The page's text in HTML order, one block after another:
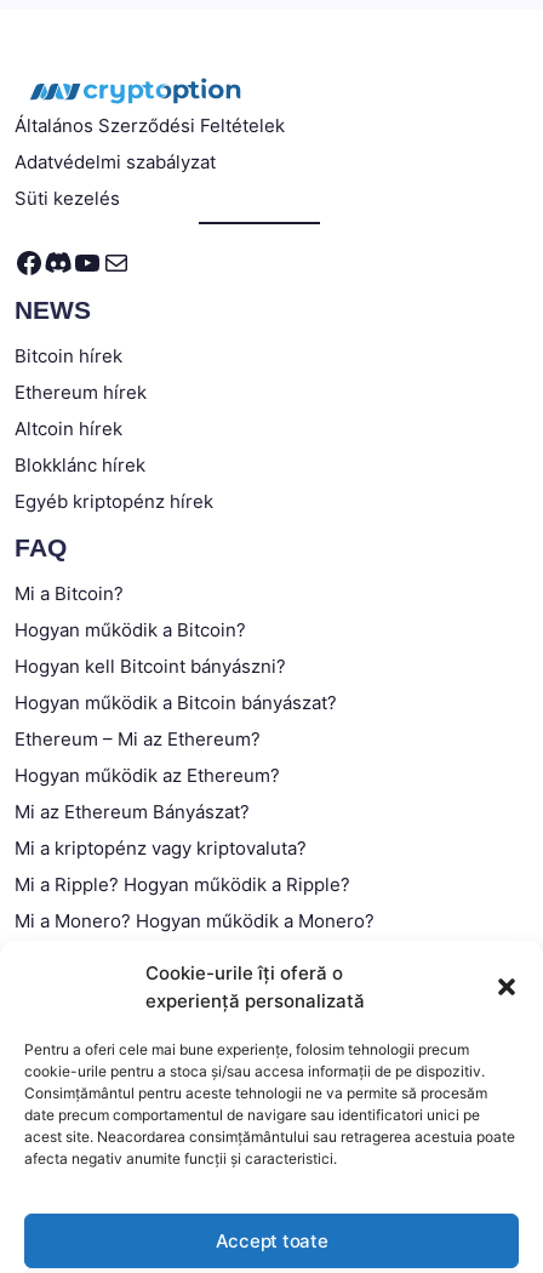
Cookie-urile îți oferă o
experiență personalizată
Pentru a oferi cele mai bune experiențe, folosim tehnologii precum
cookie-urile pentru a stoca și/sau accesa informații de pe dispozitiv.
Consimțământul pentru aceste tehnologii ne va permite să procesăm
date precum comportamentul de navigare sau identificatori unici pe
acest site. Neacordarea consimțământului sau retragerea acestuia poate
afecta negativ anumite funcții și caracteristici.
Accept toate
Általános Szerződési Feltételek
Adatvédelmi szabályzat
Süti kezelés
Facebook
Discord
YouTube
Mail
NEWS
Bitcoin hírek
Ethereum hírek
Altcoin hírek
Blokklánc hírek
Egyéb kriptopénz hírek
FAQ
Mi a Bitcoin?
Hogyan működik a Bitcoin?
Hogyan kell Bitcoint bányászni?
Hogyan működik a Bitcoin bányászat?
Ethereum – Mi az Ethereum?
Hogyan működik az Ethereum?
Mi az Ethereum Bányászat?
Mi a kriptopénz vagy kriptovaluta?
Mi a Ripple? Hogyan működik a Ripple?
Mi a Monero? Hogyan működik a Monero?
Mi a blokklánc (technológia)?